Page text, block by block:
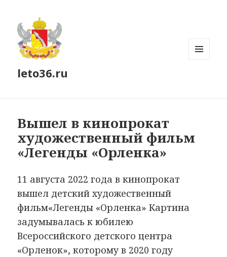
leto36.ru
Вышел в кинопрокат
художественный фильм
«Легенды «Орленка»
11 августа 2022 года в кинопрокат
вышел детский художественный
фильм«Легенды «Орленка» Картина
задумывалась к юбилею
Всероссийского детского центра
«Орленок», которому в 2020 году